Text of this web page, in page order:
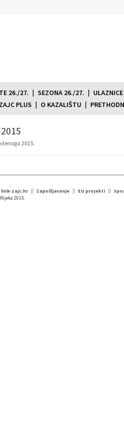
26./27. SEZONA 26./27. ULAZNICE
ZAJC PLUS O KAZALIŠTU
2015.
hnk-zajc.hr Zapošljavanje EU projekti
2015.